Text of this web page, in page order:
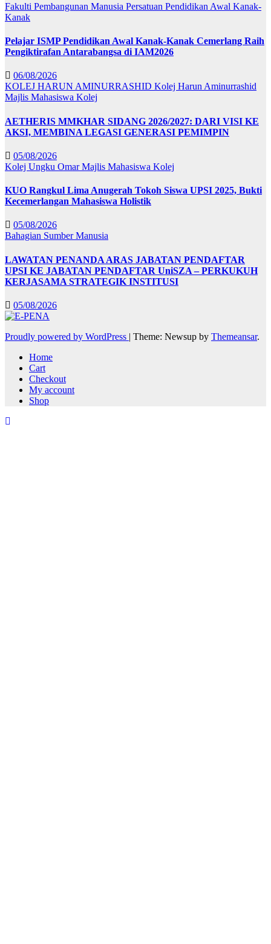
Fakulti Pembangunan Manusia Persatuan Pendidikan Awal Kanak-
Kanak
Pelajar ISMP Pendidikan Awal Kanak-Kanak Cemerlang Raih
Pengiktirafan Antarabangsa di IAM2026
06/08/2026
KOLEJ HARUN AMINURRASHID Kolej Harun Aminurrashid
Majlis Mahasiswa Kolej
AETHERIS MMKHAR SIDANG 2026/2027: DARI VISI KE
AKSI, MEMBINA LEGASI GENERASI PEMIMPIN
05/08/2026
Kolej Ungku OmarMajlis Mahasiswa Kolej
KUO Rangkul Lima Anugerah Tokoh Siswa UPSI 2025, Bukti
Kecemerlangan Mahasiswa Holistik
05/08/2026
Bahagian Sumber Manusia
LAWATAN PENANDA ARAS JABATAN PENDAFTAR
UPSI KE JABATAN PENDAFTAR UniSZA – PERKUKUH
KERJASAMA STRATEGIK INSTITUSI
05/08/2026
Proudly powered by WordPress | Theme: Newsup by Themeansar.
Home
Cart
Checkout
My account
Shop